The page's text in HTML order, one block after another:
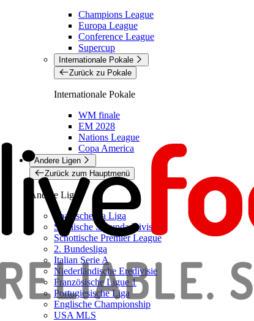
Champions League
Europa League
Conference League
Supercup
Internationale Pokale
Zurück zu Pokale
Internationale Pokale
WM finale
EM 2028
Nations League
Copa America
Andere Ligen
Zurück zum Hauptmenü
Andere Ligen
Spanische La Liga
Spanische Segunda Division
Schottische Premier League
2. Bundesliga
Italian Serie A
Niederländische Eredivisie
Französische Ligue 1
Portugiesische Liga
Englische Championship
USA MLS